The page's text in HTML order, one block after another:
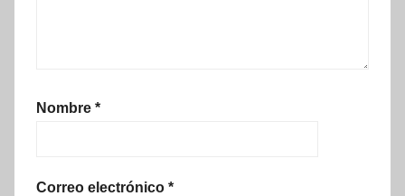
Nombre *
Correo electrónico *